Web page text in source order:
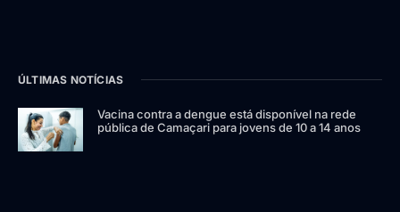
ÚLTIMAS NOTÍCIAS
Vacina contra a dengue está disponível na rede
pública de Camaçari para jovens de 10 a 14 anos